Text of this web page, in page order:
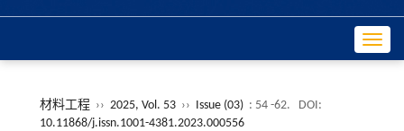
材料工程 ›› 2025, Vol. 53 ›› Issue (03) : 54 -62.
DOI:
10.11868/j.issn.1001-4381.2023.000556